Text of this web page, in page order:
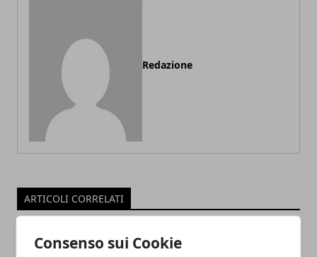
Consenso sui Cookie
Redazione
ARTICOLI CORRELATI